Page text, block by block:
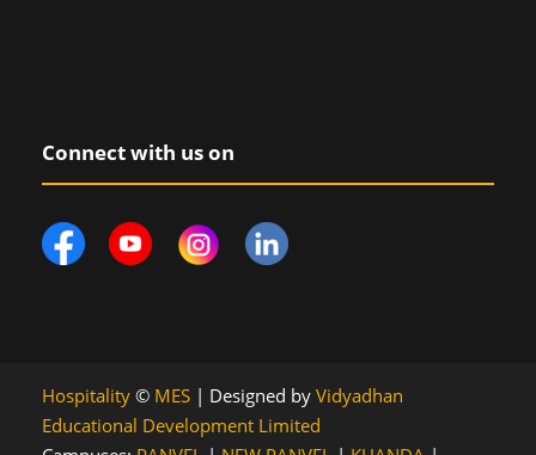
Connect with us on
Hospitality © MES | Designed by Vidyadhan
Educational Development Limited